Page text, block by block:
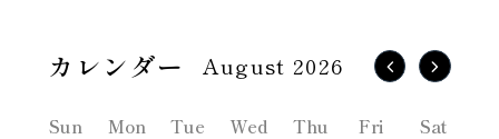
August 2026
Sun Mon Tue Wed Thu Fri Sat